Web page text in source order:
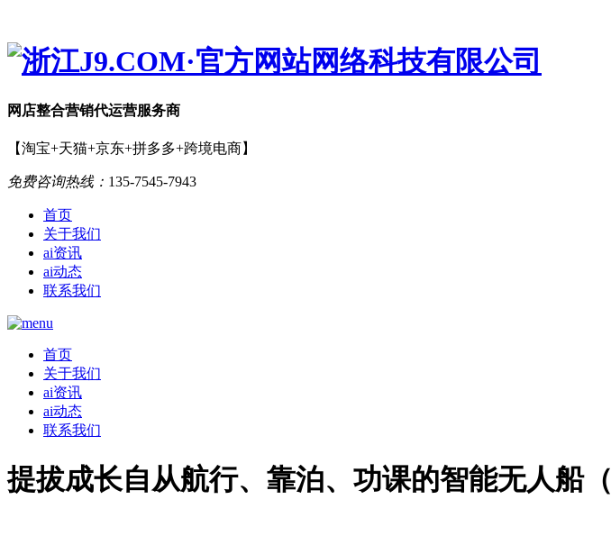
网店整合营销代运营服务商
【淘宝+天猫+京东+拼多多+跨境电商】
免费咨询热线： 135-7545-7943
首页
关于我们
ai资讯
ai动态
联系我们
首页
关于我们
ai资讯
ai动态
联系我们
提拔成长自从航行、靠泊、功课的智能无人船（